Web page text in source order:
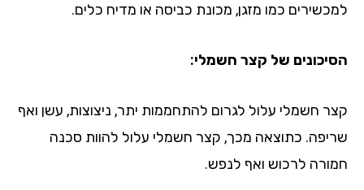
כמו מזגן, מכונת כביסה או מדיח כלים.
של קצר חשמלי:
חשמלי עלול לגרום להתחממות יתר, ניצוצות, עשן ואף
כתוצאה מכך, קצר חשמלי עלול להוות סכנה
לרכוש ואף לנפש.